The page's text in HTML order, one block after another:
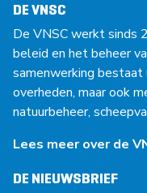
DE VNSC
De VNSC werkt sinds
beleid en het beheer
samenwerking
overheden, maar ook
natuurbeheer,
Lees meer over de
DE NIEUWSBRIEF